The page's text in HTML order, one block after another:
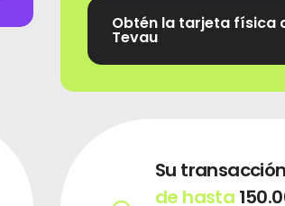
Telegrama
Obtén la tarjeta física
Tevau
Su transacción
de hasta